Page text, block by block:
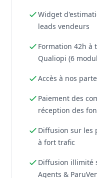
Widget
leads vendeurs
Formation 42h
Qualiopi (6
Accès à nos
Paiement des
réception des
Diffusion sur les
à fort trafic
Diffusion illimité
Agents &